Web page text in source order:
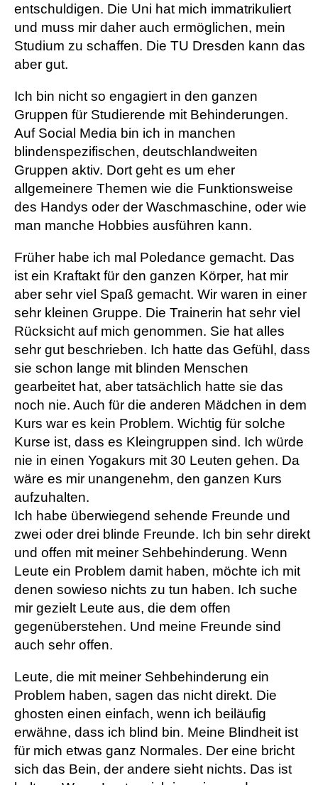
entschuldigen. Die Uni hat mich immatrikuliert
und muss mir daher auch ermöglichen, mein
Studium zu schaffen. Die TU Dresden kann das
aber gut.
Ich bin nicht so engagiert in den ganzen
Gruppen für Studierende mit Behinderungen.
Auf Social Media bin ich in manchen
blindenspezifischen, deutschlandweiten
Gruppen aktiv. Dort geht es um eher
allgemeinere Themen wie die Funktionsweise
des Handys oder der Waschmaschine, oder wie
man manche Hobbies ausführen kann.
Früher habe ich mal Poledance gemacht. Das
ist ein Kraftakt für den ganzen Körper, hat mir
aber sehr viel Spaß gemacht. Wir waren in einer
sehr kleinen Gruppe. Die Trainerin hat sehr viel
Rücksicht auf mich genommen. Sie hat alles
sehr gut beschrieben. Ich hatte das Gefühl, dass
sie schon lange mit blinden Menschen
gearbeitet hat, aber tatsächlich hatte sie das
noch nie. Auch für die anderen Mädchen in dem
Kurs war es kein Problem. Wichtig für solche
Kurse ist, dass es Kleingruppen sind. Ich würde
nie in einen Yogakurs mit 30 Leuten gehen. Da
wäre es mir unangenehm, den ganzen Kurs
aufzuhalten.
Ich habe überwiegend sehende Freunde und
zwei oder drei blinde Freunde. Ich bin sehr direkt
und offen mit meiner Sehbehinderung. Wenn
Leute ein Problem damit haben, möchte ich mit
denen sowieso nichts zu tun haben. Ich suche
mir gezielt Leute aus, die dem offen
gegenüberstehen. Und meine Freunde sind
auch sehr offen.
Leute, die mit meiner Sehbehinderung ein
Problem haben, sagen das nicht direkt. Die
ghosten einen einfach, wenn ich beiläufig
erwähne, dass ich blind bin. Meine Blindheit ist
für mich etwas ganz Normales. Der eine bricht
sich das Bein, der andere sieht nichts. Das ist